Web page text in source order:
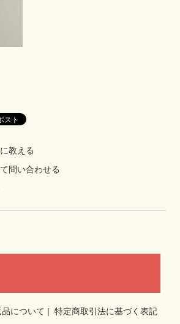
教える
問い合わせる
品について | 特定商取引法に基づく表記